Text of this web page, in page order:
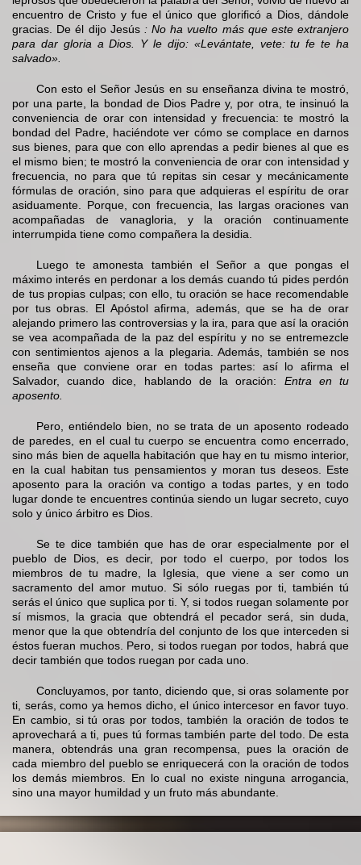
encuentro de Cristo y fue el único que glorificó a Dios, dándole
gracias. De él dijo Jesús : No ha vuelto más que este extranjero
para dar gloria a Dios. Y le dijo: «Levántate, vete: tu fe te ha
salvado».
Con esto el Señor Jesús en su enseñanza divina te mostró,
por una parte, la bondad de Dios Padre y, por otra, te insinuó la
conveniencia de orar con intensidad y frecuencia: te mostró la
bondad del Padre, haciéndote ver cómo se complace en darnos
sus bienes, para que con ello aprendas a pedir bienes al que es
el mismo bien; te mostró la conveniencia de orar con intensidad y
frecuencia, no para que tú repitas sin cesar y mecánicamente
fórmulas de oración, sino para que adquieras el espíritu de orar
asiduamente. Porque, con frecuencia, las largas oraciones van
acompañadas de vanagloria, y la oración continuamente
interrumpida tiene como compañera la desidia.
Luego te amonesta también el Señor a que pongas el
máximo interés en perdonar a los demás cuando tú pides perdón
de tus propias culpas; con ello, tu oración se hace recomendable
por tus obras. El Apóstol afirma, además, que se ha de orar
alejando primero las controversias y la ira, para que así la oración
se vea acompañada de la paz del espíritu y no se entremezcle
con sentimientos ajenos a la plegaria. Además, también se nos
enseña que conviene orar en todas partes: así lo afirma el
Salvador, cuando dice, hablando de la oración: Entra en tu
aposento.
Pero, entiéndelo bien, no se trata de un aposento rodeado
de paredes, en el cual tu cuerpo se encuentra como encerrado,
sino más bien de aquella habitación que hay en tu mismo interior,
en la cual habitan tus pensamientos y moran tus deseos. Este
aposento para la oración va contigo a todas partes, y en todo
lugar donde te encuentres continúa siendo un lugar secreto, cuyo
solo y único árbitro es Dios.
Se te dice también que has de orar especialmente por el
pueblo de Dios, es decir, por todo el cuerpo, por todos los
miembros de tu madre, la Iglesia, que viene a ser como un
sacramento del amor mutuo. Si sólo ruegas por ti, también tú
serás el único que suplica por ti. Y, si todos ruegan solamente por
sí mismos, la gracia que obtendrá el pecador será, sin duda,
menor que la que obtendría del conjunto de los que interceden si
éstos fueran muchos. Pero, si todos ruegan por todos, habrá que
decir también que todos ruegan por cada uno.
Concluyamos, por tanto, diciendo que, si oras solamente por
ti, serás, como ya hemos dicho, el único intercesor en favor tuyo.
En cambio, si tú oras por todos, también la oración de todos te
aprovechará a ti, pues tú formas también parte del todo. De esta
manera, obtendrás una gran recompensa, pues la oración de
cada miembro del pueblo se enriquecerá con la oración de todos
los demás miembros. En lo cual no existe ninguna arrogancia,
sino una mayor humildad y un fruto más abundante.